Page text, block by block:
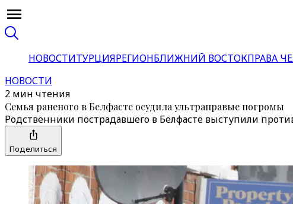
НОВОСТИТУРЦИЯРЕГИОНБЛИЖНИЙ ВОСТОКПРАВА
НОВОСТИ
2 мин чтения
Семья раненого в Белфасте осудила ультраправые погромы
Родственники пострадавшего в Белфасте выступили
Поделиться